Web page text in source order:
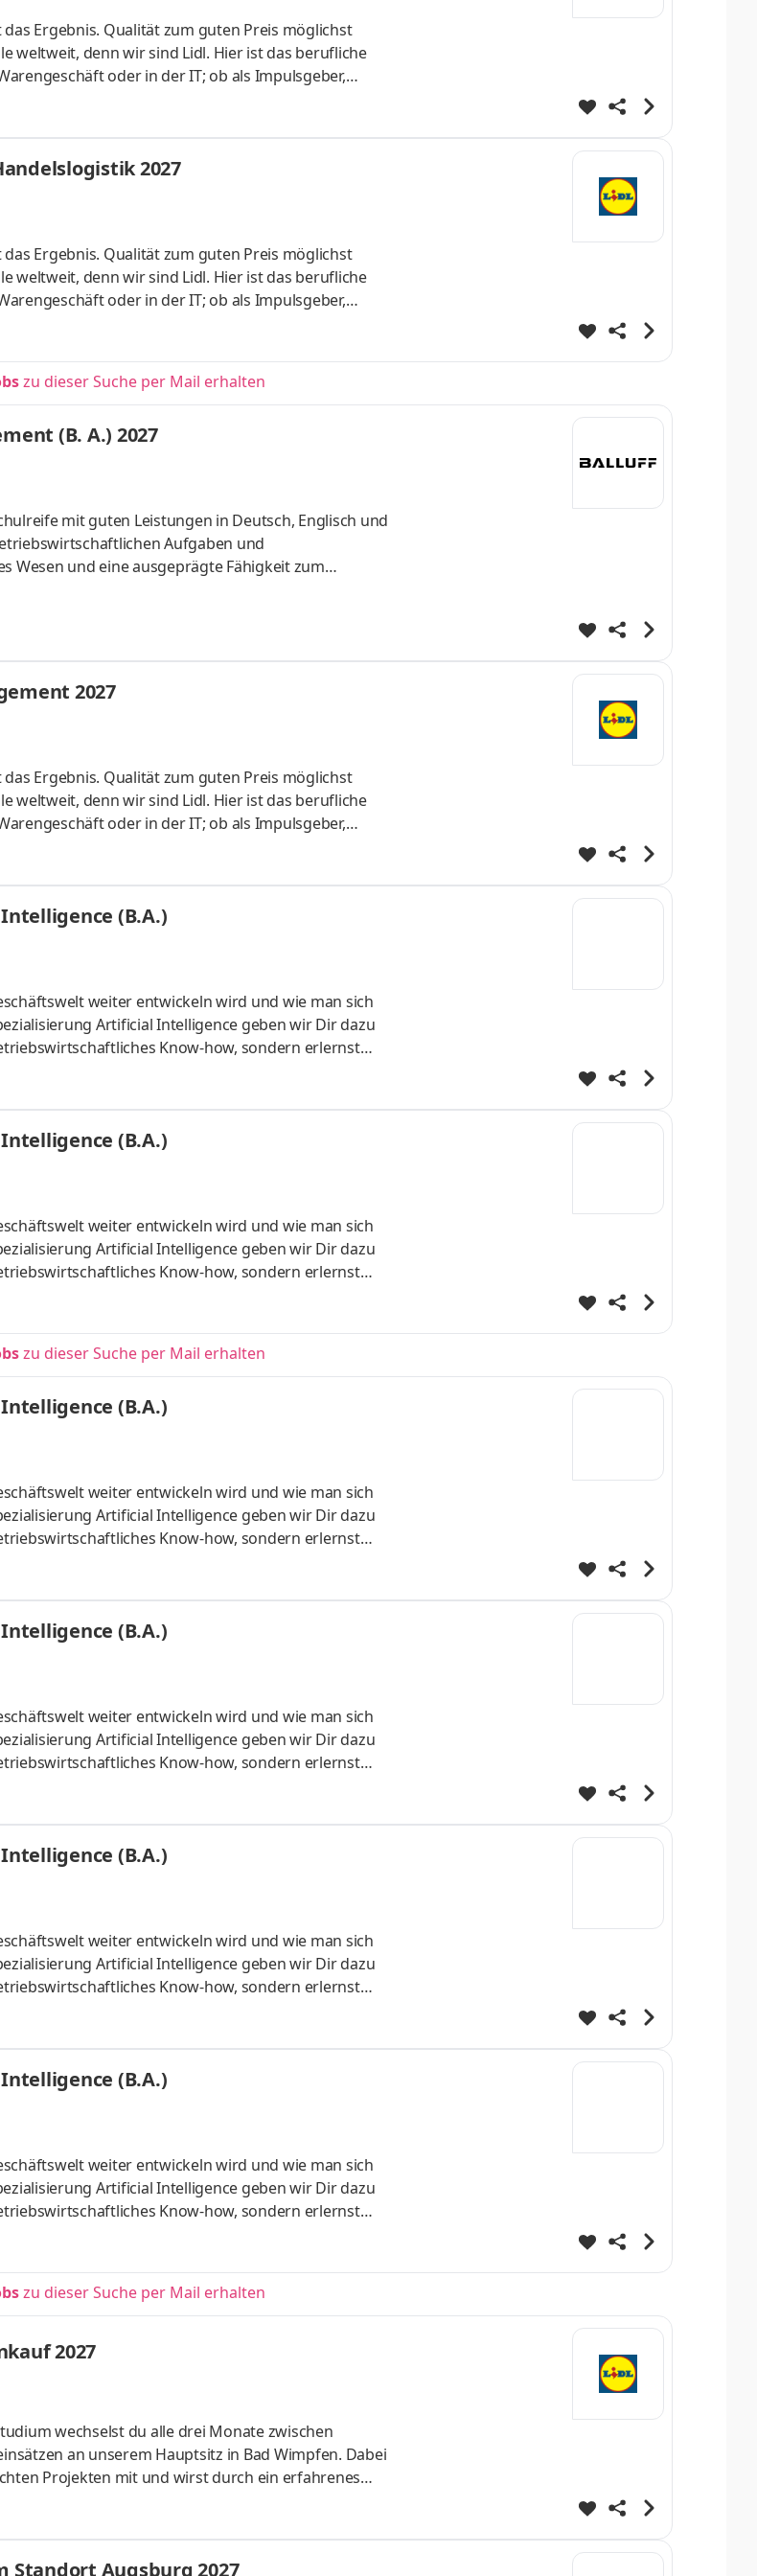
Ergebnis. Qualität zum guten Preis möglichst
weltweit, denn wir sind Lidl. Hier ist das berufliche
oder in der IT; ob als Impulsgeber,
Möglichmacher und bieten spannende
Umfeld. Bei Lidl findet jeder seine persönliche
am 1. September 2027 mit einem bezahlten
2027
Ergebnis. Qualität zum guten Preis möglichst
weltweit, denn wir sind Lidl. Hier ist das berufliche
oder in der IT; ob als Impulsgeber,
Möglichmacher und bieten spannende
Umfeld. Bei Lidl findet jeder seine persönliche
am 1. September 2027 mit einem bezahlten
zu dieser Suche per Mail erhalten
(B. A.) 2027
mit guten Leistungen in Deutsch, Englisch und
Aufgaben und
Wesen und eine ausgeprägte Fähigkeit zum
gut ausdrücken
2027
Ergebnis. Qualität zum guten Preis möglichst
weltweit, denn wir sind Lidl. Hier ist das berufliche
oder in der IT; ob als Impulsgeber,
Möglichmacher und bieten spannende
Umfeld. Bei Lidl findet jeder seine persönliche
am 1. September 2027 mit einem bezahlten
(B.A.)
weiter entwickeln wird und wie man sich
Artificial Intelligence geben wir Dir dazu
Know-how, sondern erlernst
Du kannst im April oder im Oktober direkt
an zwei Tagen pro Woche. Vertiefe
Deine Praxisphasen absolvierst Du bei
(B.A.)
weiter entwickeln wird und wie man sich
Artificial Intelligence geben wir Dir dazu
Know-how, sondern erlernst
Du kannst im April oder im Oktober direkt
an zwei Tagen pro Woche. Vertiefe
Deine Praxisphasen absolvierst Du bei
zu dieser Suche per Mail erhalten
(B.A.)
weiter entwickeln wird und wie man sich
Artificial Intelligence geben wir Dir dazu
Know-how, sondern erlernst
Du kannst im April oder im Oktober direkt
an zwei Tagen pro Woche. Vertiefe
Deine Praxisphasen absolvierst Du bei
(B.A.)
weiter entwickeln wird und wie man sich
Artificial Intelligence geben wir Dir dazu
Know-how, sondern erlernst
Du kannst im April oder im Oktober direkt
an zwei Tagen pro Woche. Vertiefe
Deine Praxisphasen absolvierst Du bei
(B.A.)
weiter entwickeln wird und wie man sich
Artificial Intelligence geben wir Dir dazu
Know-how, sondern erlernst
Du kannst im April oder im Oktober direkt
an zwei Tagen pro Woche. Vertiefe
Deine Praxisphasen absolvierst Du bei
(B.A.)
weiter entwickeln wird und wie man sich
Artificial Intelligence geben wir Dir dazu
Know-how, sondern erlernst
Du kannst im April oder im Oktober direkt
an zwei Tagen pro Woche. Vertiefe
Deine Praxisphasen absolvierst Du bei
zu dieser Suche per Mail erhalten
2027
wechselst du alle drei Monate zwischen
an unserem Hauptsitz in Bad Wimpfen. Dabei
Projekten mit und wirst durch ein erfahrenes
unseres Sortiments, z. B. durch die Entwicklung von
und Verhandlungen mit
auf Augenhöhe. Als Teil des Teams gestaltest du
Standort Augsburg 2027